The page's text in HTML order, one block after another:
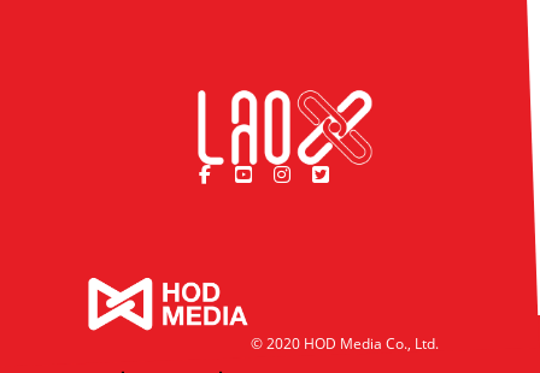
© 2020 HOD Media Co., Ltd.